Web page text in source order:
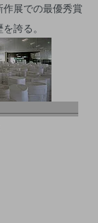
展での最優秀賞
誇る。